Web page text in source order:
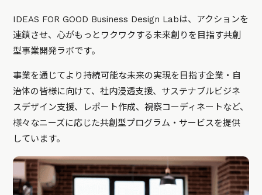
IDEAS FOR GOOD Business Design Labは、アクションを
連鎖させ、心がもっとワクワクする未来創りを目指す共創
型事業開発ラボです。
事業を通じてより持続可能な未来の実現を目指す企業・自
治体の皆様に向けて、社内浸透支援、サステナブルビジネ
スデザイン支援、レポート作成、視察コーディネートなど、
様々なニーズに応じた共創型プログラム・サービスを提供
しています。